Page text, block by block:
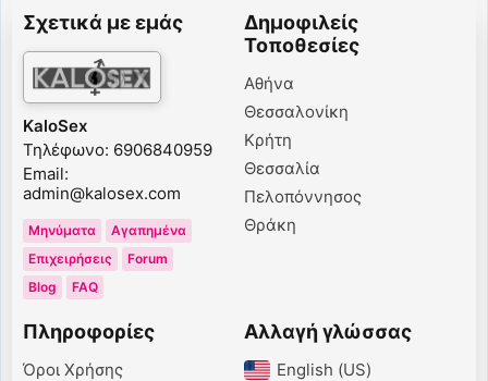
Σχετικά με εμάς
KaloSex
Τηλέφωνο: 6906840959
Email:
admin@kalosex.com
Μηνύματα
Αγαπημένα
Επιχειρήσεις
Forum
Blog
FAQ
Δημοφιλείς
Τοποθεσίες
Αθήνα
Θεσσαλονίκη
Κρήτη
Θεσσαλία
Πελοπόννησος
Θράκη
Πληροφορίες
Όροι Χρήσης
Αλλαγή γλώσσας
English (US)‎